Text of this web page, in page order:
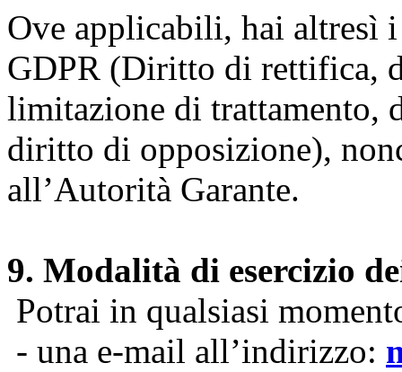
Ove applicabili, hai
GDPR (Diritto di rettifica,
limitazione di trattamento,
diritto di opposizione),
all’Autorità Garante.
9. Modalità di esercizio
Potrai in qualsiasi
- una e-mail all’indirizzo: